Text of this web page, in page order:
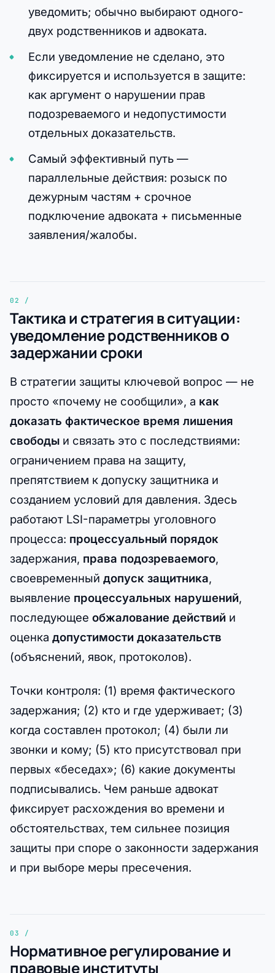
уведомить; обычно выбирают одного-
двух родственников и адвоката.
Если уведомление не сделано, это
фиксируется и используется в защите:
как аргумент о нарушении прав
подозреваемого и недопустимости
отдельных доказательств.
Самый эффективный путь —
параллельные действия: розыск по
дежурным частям + срочное
подключение адвоката + письменные
заявления/жалобы.
Тактика и стратегия в ситуации:
уведомление родственников о
задержании сроки
В стратегии защиты ключевой вопрос — не
просто «почему не сообщили», а как
доказать фактическое время лишения
свободы и связать это с последствиями:
ограничением права на защиту,
препятствием к допуску защитника и
созданием условий для давления. Здесь
работают LSI-параметры уголовного
процесса: процессуальный порядок
задержания, права подозреваемого,
своевременный допуск защитника,
выявление процессуальных нарушений,
последующее обжалование действий и
оценка допустимости доказательств
(объяснений, явок, протоколов).
Точки контроля: (1) время фактического
задержания; (2) кто и где удерживает; (3)
когда составлен протокол; (4) были ли
звонки и кому; (5) кто присутствовал при
первых «беседах»; (6) какие документы
подписывались. Чем раньше адвокат
фиксирует расхождения во времени и
обстоятельствах, тем сильнее позиция
защиты при споре о законности задержания
и при выборе меры пресечения.
Нормативное регулирование и
правовые институты